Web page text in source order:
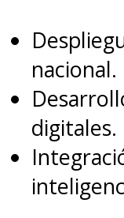
nacional.
digitales.